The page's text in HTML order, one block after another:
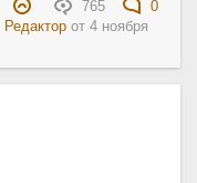
765
0
Редактор от4 ноября